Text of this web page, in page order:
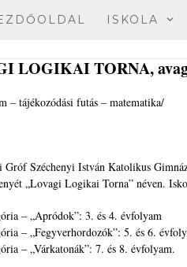
ISKOLA
LOGIKAI TORNA,
– tájékozódási futás – matematika/
Gróf Széchenyi István Katolikus
„Lovagi Logikai Torna” néven.
– „Apródok”: 3. és 4. évfolyam
– „Fegyverhordozók”: 5. és 6.
– „Várkatonák”: 7. és 8. évfolyam.